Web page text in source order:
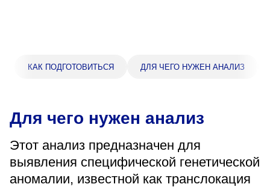
+7 (4742) 55-55-43
Санаторий-профилакторий
Адрес
399000, г. Липецк, Плехановское лесничество,
Ленинский лесхоз, квартал 67
КАК ПОДГОТОВИТЬСЯ ДЛЯ ЧЕГО НУЖЕН АНАЛИЗ
Для чего нужен анализ
Этот анализ предназначен для
выявления специфической генетической
аномалии, известной как транслокация